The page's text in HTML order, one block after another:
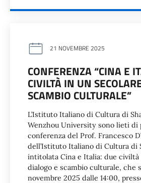
21 NOVEMBRE 2025
CONFERENZA “CINA E
CIVILTÀ IN UN
SCAMBIO CULTURALE”
L’Istituto Italiano di Cultura di
Wenzhou University sono lieti di
conferenza del Prof. Francesco
dell’Istituto Italiano di Cultura di
intitolata Cina e Italia: due civiltà
dialogo e scambio culturale, che
novembre 2025 dalle 14:00,